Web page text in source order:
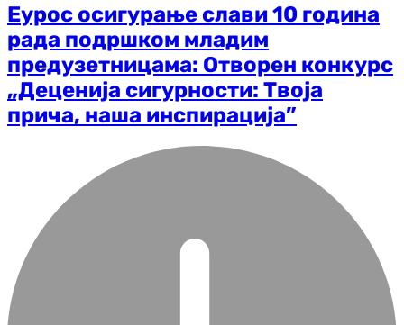
Еурос осигурање слави 10 година
рада подршком младим
предузетницама: Отворен конкурс
„Деценија сигурности: Твоја
прича, наша инспирација”